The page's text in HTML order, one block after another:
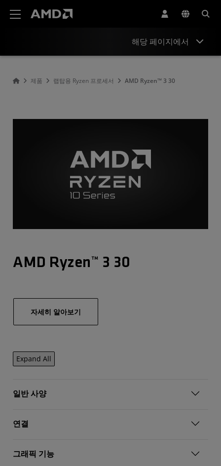
해당 페이지에서
제품 랩탑용 Ryzen 프로세서 AMD Ryzen™ 3 30
AMD Ryzen™ 3 30
자세히 알아보기
Expand All
일반 사양
연결
그래픽 기능